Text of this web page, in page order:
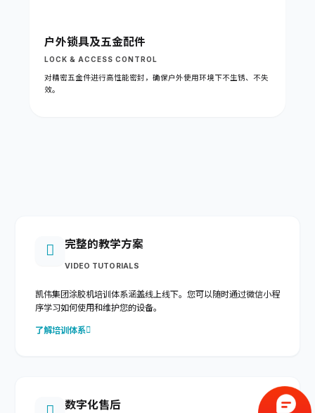
户外锁具及五金配件
LOCK & ACCESS CONTROL
对精密五金件进行高性能密封，确保户外使用环境下不生锈、不失
效。
完整的教学方案
VIDEO TUTORIALS
凯伟集团涂胶机培训体系涵盖线上线下。您可以随时通过微信小程
序学习如何使用和维护您的设备。
了解培训体系
数字化售后